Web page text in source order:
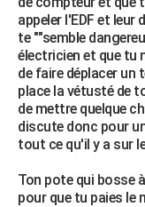
appeler l'EDF et
te ""semble
électricien et que tu
de faire déplacer un
place la vétusté de
de mettre quelque
discute donc pour
tout ce qu'il y a sur
Ton pote qui bosse
pour que tu paies le